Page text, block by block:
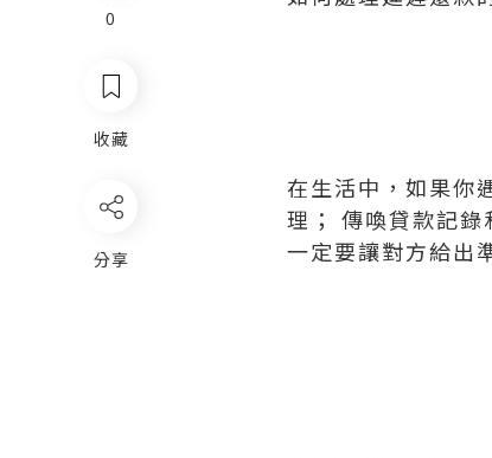
0
收藏
分享
在生活中，如果你
理； 傳喚貸款記錄
一定要讓對方給出